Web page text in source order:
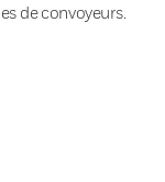
de convoyeurs.